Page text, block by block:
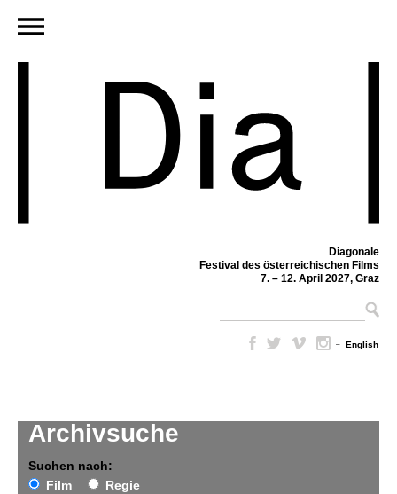
Diagonale
Festival des österreichischen Films
7. – 12. April 2027, Graz
– English
Archivsuche
Suchen nach:
Film
Regie